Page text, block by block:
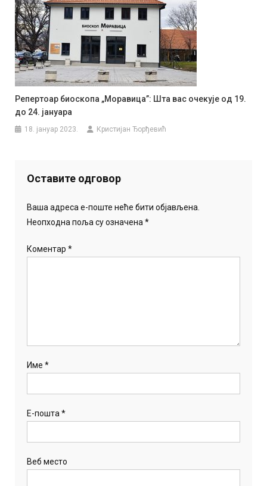
Репертоар биоскопа „Моравица”: Шта вас очекује од 19.
до 24. јануара
18. јануар 2023. Кристијан Ђорђевић
Оставите одговор
Ваша адреса е-поште неће бити објављена.
Неопходна поља су означена*
Коментар*
Име*
Е-пошта*
Веб место